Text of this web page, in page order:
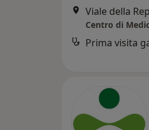
Viale della
Centro di
Prima visita